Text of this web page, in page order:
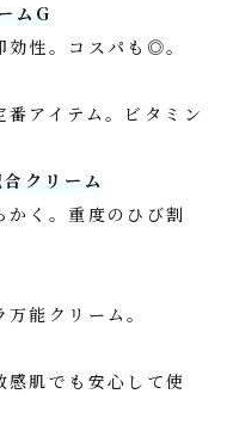
ムG
性。コスパも◎。
アイテム。ビタミン
クリーム
く。重度のひび割
能クリーム。
肌でも安心して使